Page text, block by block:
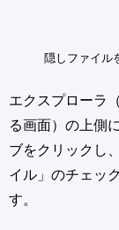
隠しファイル
エクスプローラ
る画面）の上側
ブをクリックし
イル」のチェッ
す。